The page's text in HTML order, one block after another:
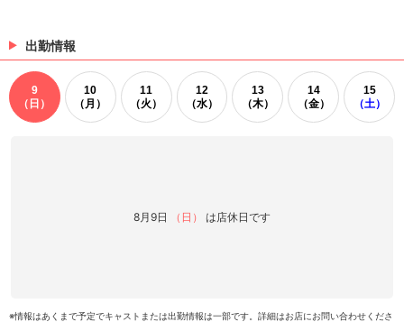
出勤情報
9
（日）
10
（月）
11
（火）
12
（水）
13
（木）
14
（金）
15
（土）
8月9日 （日） は店休日です
※情報はあくまで予定でキャストまたは出勤情報は一部です。詳細はお店にお問い合わせくださ